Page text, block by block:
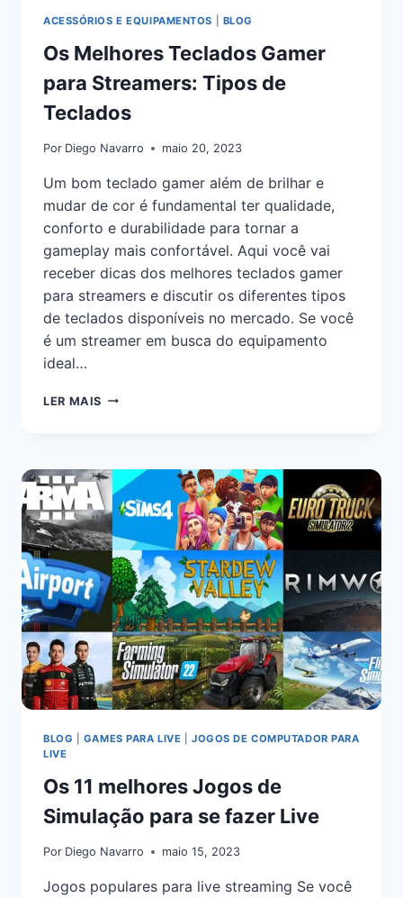
ACESSÓRIOS E EQUIPAMENTOS BLOG
Os Melhores Teclados Gamer
para Streamers: Tipos de
Teclados
Por Diego Navarro maio 20, 2023
Um bom teclado gamer além de brilhar e
mudar de cor é fundamental ter qualidade,
conforto e durabilidade para tornar a
gameplay mais confortável. Aqui você vai
receber dicas dos melhores teclados gamer
para streamers e discutir os diferentes tipos
de teclados disponíveis no mercado. Se você
é um streamer em busca do equipamento
ideal…
LER MAIS
BLOG GAMES PARA LIVE |JOGOS DE COMPUTADOR PARA
LIVE
Os 11 melhores Jogos de
Simulação para se fazer Live
Por Diego Navarro maio 15, 2023
Jogos populares para live streaming Se você